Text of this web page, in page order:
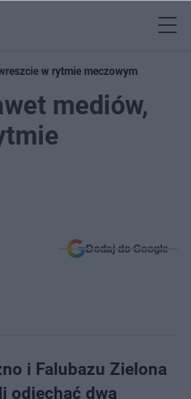
w rytmie meczowym
mediów,
Dodaj do Google
i Falubazu Zielona
odjechać dwa